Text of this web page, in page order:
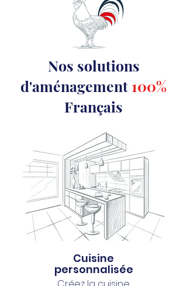
Nos solutions
d'aménagement 100%
Français
Cuisine
personnalisée